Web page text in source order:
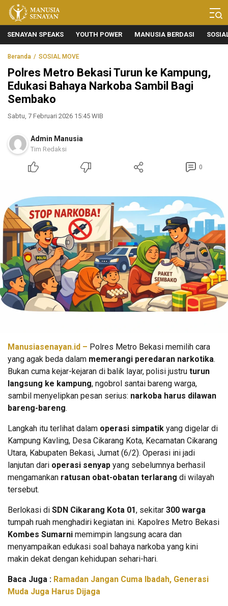
Manusia Senayan
Manusia Bicara, Senayan Bersuara
SENAYAN SPEAKS YOUTH POWER MANUSIA BERDASI
Beranda SOSIAL MOVE
Polres Metro Bekasi Turun ke Kampung,
Edukasi Bahaya Narkoba Sambil Bagi
Sembako
Sabtu, 7 Februari 2026 15:45 WIB
Admin Manusia
Tim Redaksi
0
Manusiasenayan.id – Polres Metro Bekasi memilih cara
yang agak beda dalam memerangi peredaran narkotika.
Bukan cuma kejar-kejaran di balik layar, polisi justru turun
langsung ke kampung, ngobrol santai bareng warga,
sambil menyelipkan pesan serius: narkoba harus dilawan
bareng-bareng.
Langkah itu terlihat dalam operasi simpatik yang digelar di
Kampung Kavling, Desa Cikarang Kota, Kecamatan Cikarang
Utara, Kabupaten Bekasi, Jumat (6/2). Operasi ini jadi
lanjutan dari operasi senyap yang sebelumnya berhasil
mengamankan ratusan obat-obatan terlarang di wilayah
tersebut.
Berlokasi di SDN Cikarang Kota 01, sekitar 300 warga
tumpah ruah menghadiri kegiatan ini. Kapolres Metro Bekasi
Kombes Sumarni memimpin langsung acara dan
menyampaikan edukasi soal bahaya narkoba yang kini
makin dekat dengan kehidupan sehari-hari.
Baca Juga : Ramadan Jangan Cuma Ibadah, Generasi
Muda Juga Harus Dijaga